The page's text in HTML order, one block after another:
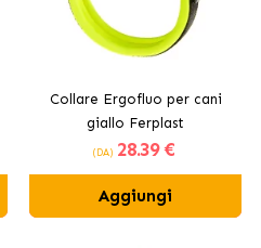
Collare Ergofluo per cani
giallo Ferplast
(DA) 28.39 €
Aggiungi